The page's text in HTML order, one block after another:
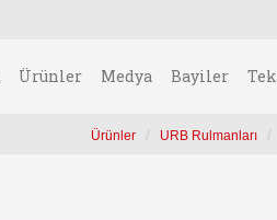
Ürünler Medya Bayiler
Ürünler URB Rulmanları